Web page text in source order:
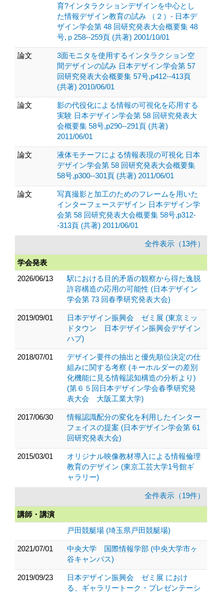
育?インタラクションデザインを中心とし
た情報デザイン教育の試み （２）- 日本デ
ザイン学会第 48 回研究発表大会概要集 48
号,ｐ258--259頁 (共著) 2001/10/01
論文
3面モニタを使用するインタラクション空
間デザインの試み 日本デザイン学会第 57
回研究発表大会概要集 57号,p412--413頁
(共著) 2010/06/01
論文
影の代役化による情報の可視化を応用する
実験 日本デザイン学会第 58 回研究発表大
会概要集 58号,p290--291頁 (共著)
2011/06/01
論文
液体モチーフによる情報表現の可視化 日本
デザイン学会第 58 回研究発表大会概要集
58号,p300--301頁 (共著) 2011/06/01
論文
写真撮影と加工のためのフレームを用いた
インターフェースデザイン 日本デザイン学
会第 58 回研究発表大会概要集 58号,p312-
-313頁 (共著) 2011/06/01
全件表示（13件）
学会発表
2026/06/13
駅における目的矛盾の観察から得た逸脱
許容構造の応用の可能性 (日本デザイン
学会第 73 回春季研究発表大会)
2019/09/01
日本デザイン振興会 ゼミ展 (東京ミッ
ドタウン 日本デザイン振興会デザイン
ハブ)
2018/07/01
デザイン要件の抽出と優先順位決定の仕
組みに関する考察 (キーホルダーの差別
化機能に見る情報認知構造の分析より)
(第６５回日本デザイン学会春季研究発
表大会 大阪工業大学)
2017/06/30
情報認識配分の変化を利用したインター
フェイスの提案 (日本デザイン学会第 61
回研究発表大会)
2015/03/01
オリジナル映像教材導入による情報倫理
教育のデザイン (東京工芸大学1号館ギ
ャラリー)
全件表示（19件）
講師・講演
戸田競艇場 (埼玉県戸田競艇場)
2021/07/01
中央大学 国際情報学部 (中央大学市ヶ
谷キャンパス)
2019/09/23
日本デザイン振興会 ゼミ展 におけ
る、ギャラリートーク・プレゼンテーシ